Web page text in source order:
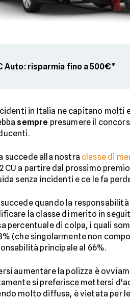
Auto: risparmia fino a 500€*
in Italia ne capitano molti
sempre presumere il
succede alla nostra classe di
CU a partire dal prossimo
senza incidenti e ce le fa
quando la responsabilità
la classe di merito in
percentuale di colpa, i quali
(che singolarmente non
principale al 66%.
aumentare la polizza è
si preferisce mettersi
molto diffusa, è vietata per